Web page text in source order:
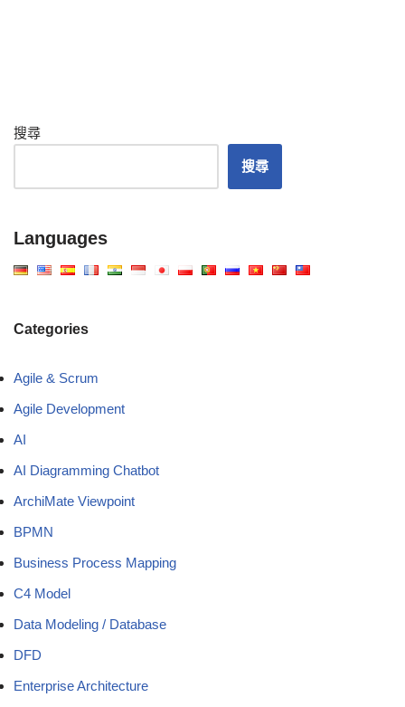
搜尋
搜尋
Languages
Categories
Agile & Scrum
Agile Development
AI
AI Diagramming Chatbot
ArchiMate Viewpoint
BPMN
Business Process Mapping
C4 Model
Data Modeling / Database
DFD
Enterprise Architecture